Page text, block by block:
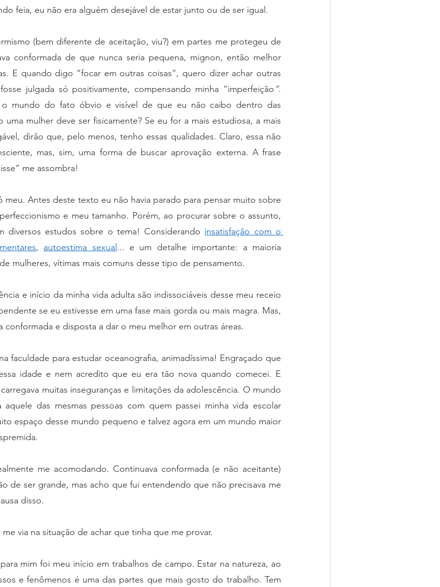
feia, eu não era alguém desejável de estar junto ou de ser igual.
(bem diferente de aceitação, viu?) em partes me protegeu de
conformada de que nunca seria pequena, mignon, então melhor
E quando digo “focar em outras coisas”, quero dizer achar outras
julgada só positivamente, compensando minha “imperfeição ”.
o mundo do fato óbvio e visível de que eu não caibo dentro das
uma mulher deve ser fisicamente? Se eu for a mais estudiosa, a mais
dirão que, pelo menos, tenho essas qualidades. Claro, essa não
mas, sim, uma forma de buscar aprovação externa. A frase
me assombra!
meu. Antes deste texto eu não havia parado para pensar muito sobre
e meu tamanho. Porém, ao procurar sobre o assunto,
diversos estudos sobre o tema! Considerando insatisfação com o
, autoestima sexual ... e um detalhe importante: a maioria
mulheres, vítimas mais comuns desse tipo de pensamento.
e início da minha vida adulta são indissociáveis desse meu receio
se eu estivesse em uma fase mais gorda ou mais magra. Mas,
conformada e disposta a dar o meu melhor em outras áreas.
faculdade para estudar oceanografia, animadíssima! Engraçado que
idade e nem acredito que eu era tão nova quando comecei. E
muitas inseguranças e limitações da adolescência. O mundo
das mesmas pessoas com quem passei minha vida escolar
espaço desse mundo pequeno e talvez agora em um mundo maior
me acomodando. Continuava conformada (e não aceitante)
de ser grande, mas acho que fui entendendo que não precisava me
disso.
via na situação de achar que tinha que me provar.
mim foi meu início em trabalhos de campo. Estar na natureza, ao
e fenômenos é uma das partes que mais gosto do trabalho. Tem